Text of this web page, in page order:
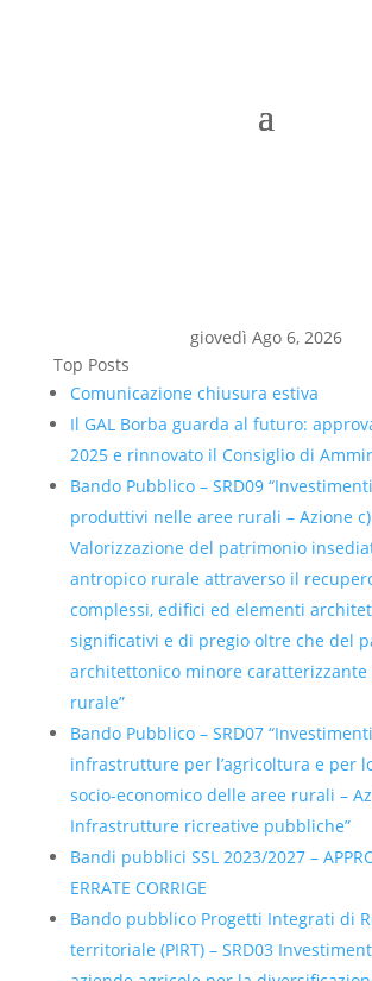
giovedì Ago 6, 2026
Top Posts
Comunicazione chiusura estiva
Il GAL Borba guarda al futuro:
2025 e rinnovato il Consiglio di
Bando Pubblico – SRD09
produttivi nelle aree rurali – Azione c)
Valorizzazione del patrimonio
antropico rurale attraverso il
complessi, edifici ed elementi
significativi e di pregio oltre che del
architettonico minore caratterizzante
rurale”
Bando Pubblico – SRD07
infrastrutture per l’agricoltura e per
socio-economico delle aree rurali –
Infrastrutture ricreative pubbliche”
Bandi pubblici SSL 2023/2027 –
ERRATE CORRIGE
Bando pubblico Progetti Integrati di
territoriale (PIRT) – SRD03